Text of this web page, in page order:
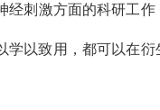
刺激方面的科研工
以致用，都可以在